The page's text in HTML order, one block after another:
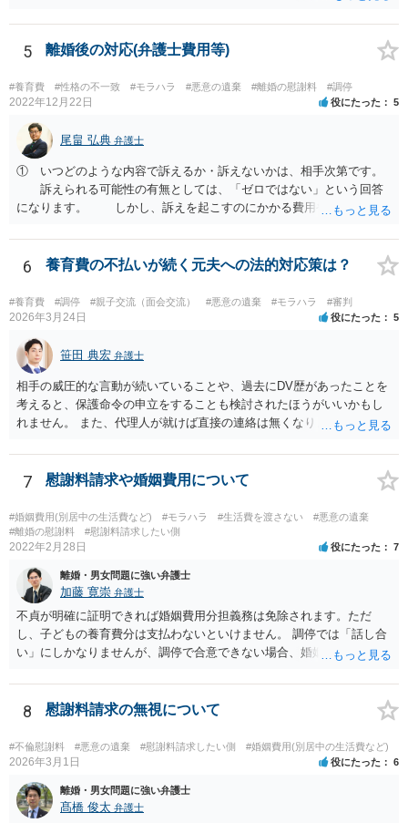
5 離婚後の対応(弁護士費用等)
#養育費 #性格の不一致 #モラハラ #悪意の遺棄 #離婚の慰謝料 #調停
2022年12月22日 役にたった 5
尾畠 弘典 弁護士
① いつどのような内容で訴えるか・訴えないかは、相手次第です。
訴えられる可能性の有無としては、「ゼロではない」という回答
になります。 しかし、訴えを起こすのにかかる費用や手間を考え
能力がない状況で作成した場合などは、無効になったり取り消された
りする可能性があります。しかし、法的には無効や取消しを主張する
ハードルはとても高いです。お聞きする限り、今回のケースでは無効
や取消しとなるような事情はないと思われます。 ③ 公正証書を作成
するには、公正証書を作成すること自体の双方の合意と相互の協力
ります）と、合意内容について双方の了承が必要です。 現状では相
手方と合意を経るのは、難しいのではないでしょうか。 作成済みの
協議書に記載された養育費の金額が法的にみて低すぎる場合は、養育
費増額を求める調停を提起するのがお勧めです。 調停で話し合いが
まとまらなければ、審判といって、それぞれの収入をもとに裁判所が
押えが考えられます。）することが可能です。 作成済みの協議書
行することができないという状況です。 ④ まず、現状からすれば公
正証書の作成の依頼ではなく、依頼を受けるとすれば養育費増額の調
停だと思います。 弁護士費用は自由化されており、弁護士ごとに
異なりますが、依頼時に２０～３０万円程度、増額が実現できた場合
には増額できた金額の●％という形で報酬を設定している場合が多いと
思います。 調停や審判によって、養育費が現状と比べて増減額し
得るのは③で説明したとおりです。 ⑤ 養育費の増額を求めることが
できる可能性があるのは③で説明したとおりです。 違反の内容次
第ではありますが、迷惑行為の停止を求めたり、賠償を求める訴訟と
いうものも、一応考えられないではありません。 ただし、訴訟を
起こすにも相応の費用と時間がかかります。 たとえば養育費の増
額調停を依頼して、併せて弁護士から相手に迷惑行為をやめるよう通
6 養育費の不払いが続く元夫への法的対応策は？
#養育費 #調停 #親子交流（面会交流） #悪意の遺棄 #モラハラ #審判
2026年3月24日 役にたった 5
笹田 典宏 弁護士
相手の威圧的な言動が続いていることや、過去にDV歴があったことを
考えると、保護命令の申立をすることも検討されたほうがいいかもし
れません。 また、代理人が就けば直接の連絡は無くなりますので、ご
やりとりが相当ご心労になっていると見受けられますので、一度弁護
士や行政の相談窓口にご相談されることをお勧め致します。
7 慰謝料請求や婚姻費用について
#婚姻費用(別居中の生活費など) #モラハラ #生活費を渡さない
#悪意の遺棄
#離婚の慰謝料
#慰謝料請求したい側
2022年2月28日 役にたった 7
離婚・男女問題に強い弁護士
加藤 寛崇 弁護士
不貞が明確に証明できれば婚姻費用分担義務は免除されます。ただ
し、子どもの養育費分は支払わないといけません。 調停では「話し合
い」にしかなりませんが、調停で合意できない場合、婚姻費用につい
いといけません。 慰謝料は調停では相手が応じないと決められないの
で、訴訟を起こした裁判でしか（合意できない限り）請求できませ
8 慰謝料請求の無視について
#不倫慰謝料 #悪意の遺棄 #慰謝料請求したい側 #婚姻費用(別居中の生活費など)
2026年3月1日 役にたった 6
離婚・男女問題に強い弁護士
髙橋 俊太 弁護士